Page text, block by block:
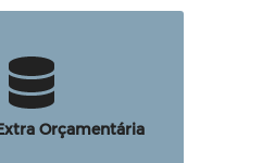
Orçamentária